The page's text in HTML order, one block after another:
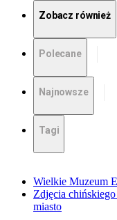
Zobacz również
Polecane
Najnowsze
Tagi
Wielkie Muzeum
Zdjęcia
miasto